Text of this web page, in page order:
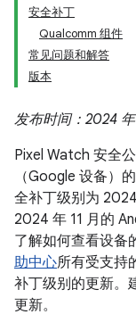
安全补丁
Qualcomm 组件
常见问题和解答
版本
发布时间：2024
Pixel Watch 安全
（Google 设备）
全补丁级别为
2024 年 11 月的
了解如何查看设备
助中心所有受支持
补丁级别的更新。
更新。